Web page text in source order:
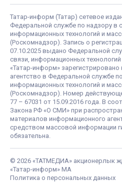
Татар-информ (Татар) сетевое
Федеральной службе по надзору в
информационных технологий и
(Роскомнадзор). Запись о
07.10.2025 выдано Федеральной
связи, информационных
«Татар-информ»
агентство в Федеральной службе
информационных технологий и
(Роскомнадзор). Номер
77 – 67031 от 15.09.2016 года. В
Закона РФ «О СМИ» при
материалов информационного
средством массовой информации
обязательна.
© 2026 «ТАТМЕДИА» акционерлык
«Татар-информ» МА
Политика о персональных данных